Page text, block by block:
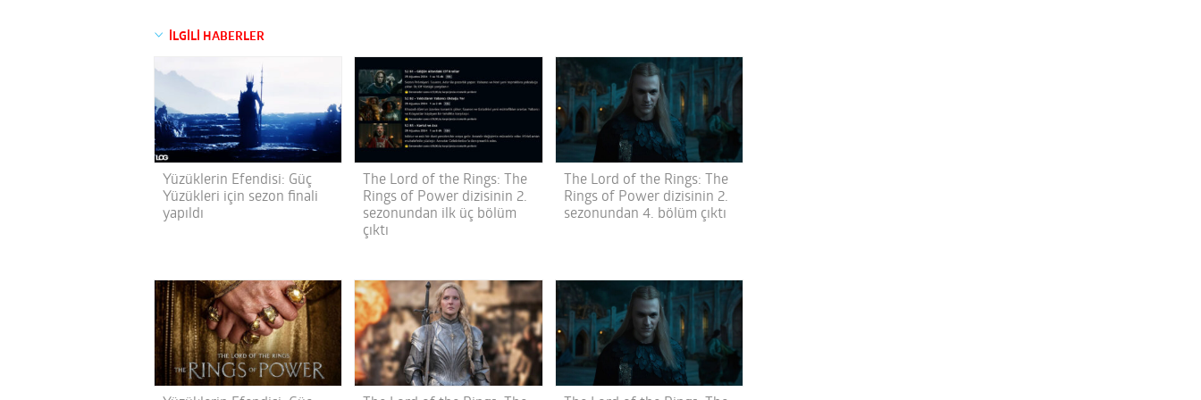
İLGİLİ HABERLER
Yüzüklerin Efendisi: Güç
Yüzükleri için sezon finali
yapıldı
The Lord of the Rings: The
Rings of Power dizisinin 2.
sezonundan ilk üç bölüm
çıktı
The Lord of the Rings: The
Rings of Power dizisinin 2.
sezonundan 4. bölüm çıktı